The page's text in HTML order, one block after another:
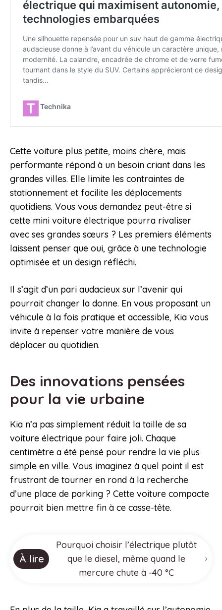
Cette voiture plus petite, moins chère, mais
performante répond à un besoin criant dans les
grandes villes. Elle limite les contraintes de
stationnement et facilite les déplacements
quotidiens. Vous vous demandez peut-être si
cette mini voiture électrique pourra rivaliser
avec ses grandes sœurs ? Les premiers éléments
laissent penser que oui, grâce à une technologie
optimisée et un design réfléchi.
Il s’agit d’un pari audacieux sur l’avenir qui
pourrait changer la donne. En vous proposant un
véhicule à la fois pratique et accessible, Kia vous
invite à repenser votre manière de vous
déplacer au quotidien.
Des innovations pensées
pour la vie urbaine
Kia n’a pas simplement réduit la taille de sa
voiture électrique pour faire joli. Chaque
centimètre a été pensé pour rendre la vie plus
simple en ville. Vous imaginez à quel point il est
frustrant de tourner en rond à la recherche
d’une place de parking ? Cette voiture compacte
pourrait bien mettre fin à ce casse-tête.
À lire
Pourquoi choisir l’électrique plutôt
que le diesel, même quand le
mercure chute à -40 °C